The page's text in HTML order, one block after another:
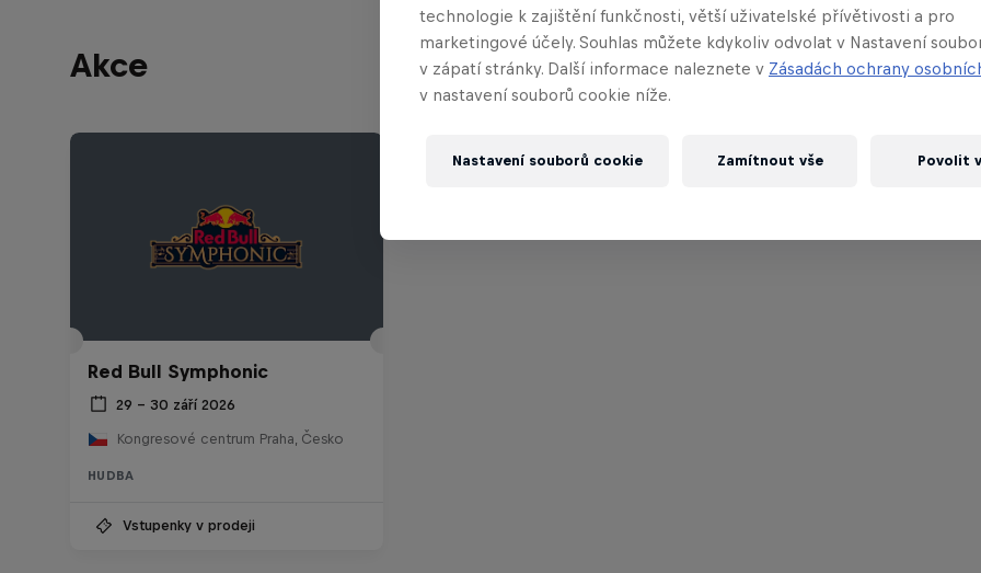
Akce
Red Bull Symphonic
29 – 30 září 2026
Kongresové centrum Praha, Česko
HUDBA
Vstupenky v prodeji
technologie k zajištění funkčnosti, větší uživatelské přívětivosti a pro
marketingové účely. Souhlas můžete kdykoliv odvolat v Nastavení
v zápatí stránky. Další informace naleznete v Zásadách ochrany
v nastavení souborů cookie níže.
Nastavení souborů cookie Zamítnout vše Povolit